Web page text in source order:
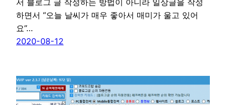
서 블로그 글 작성하는 방법이 아니라 일상글을 작성
하면서 “오늘 날씨가 매우 좋아서 매미가 울고 있어
요”…
2020-08-12